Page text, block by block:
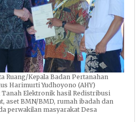
Ruang/Kepala Badan Pertanahan
Harimurti Yudhoyono (AHY)
Elektronik hasil Redistribusi
aset BMN/BMD, rumah ibadah dan
perwakilan masyarakat Desa